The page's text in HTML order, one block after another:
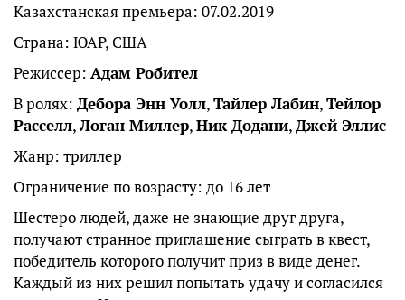
Казахстанская премьера: 07.02.2019
Страна: ЮАР, США
Режиссер: Адам Робител
В ролях: Дебора Энн Уолл,Тайлер Лабин,Тейлор
Расселл,Логан Миллер,Ник Додани,Джей Эллис
Жанр: триллер
Ограничение по возрасту: до 16 лет
Шестеро людей, даже не знающие друг друга,
получают странное приглашение сыграть в квест,
победитель которого получит приз в виде денег.
Каждый из них решил попытать удачу и согласился